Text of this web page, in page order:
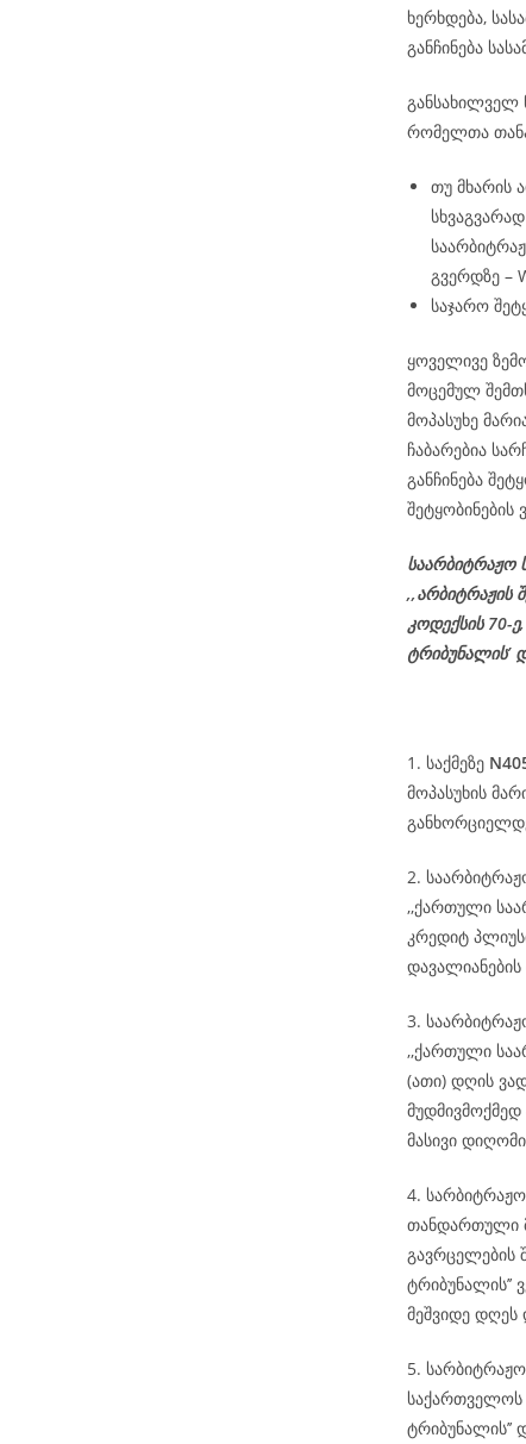
ხერხდება,
განჩინება
განსახილველ
რომელთა
თუ მხარის
გვერდზე –
საჯარო
ყოველივე
მოცემულ
მოპასუხე
ჩაბარებია
განჩინება
შეტყობინების
საარბიტრაჟო
,,არბიტრაჟის
კოდექსის 70-ე
ტრიბუნალის’
1. საქმეზე
მოპასუხის
2.
,,ქართული
კრედიტ
3.
,,ქართული
(ათი) დღის
მასივი
4.
თანდართული
გავრცელების
ტრიბუნალის’’
მეშვიდე
5.
საქართველოს